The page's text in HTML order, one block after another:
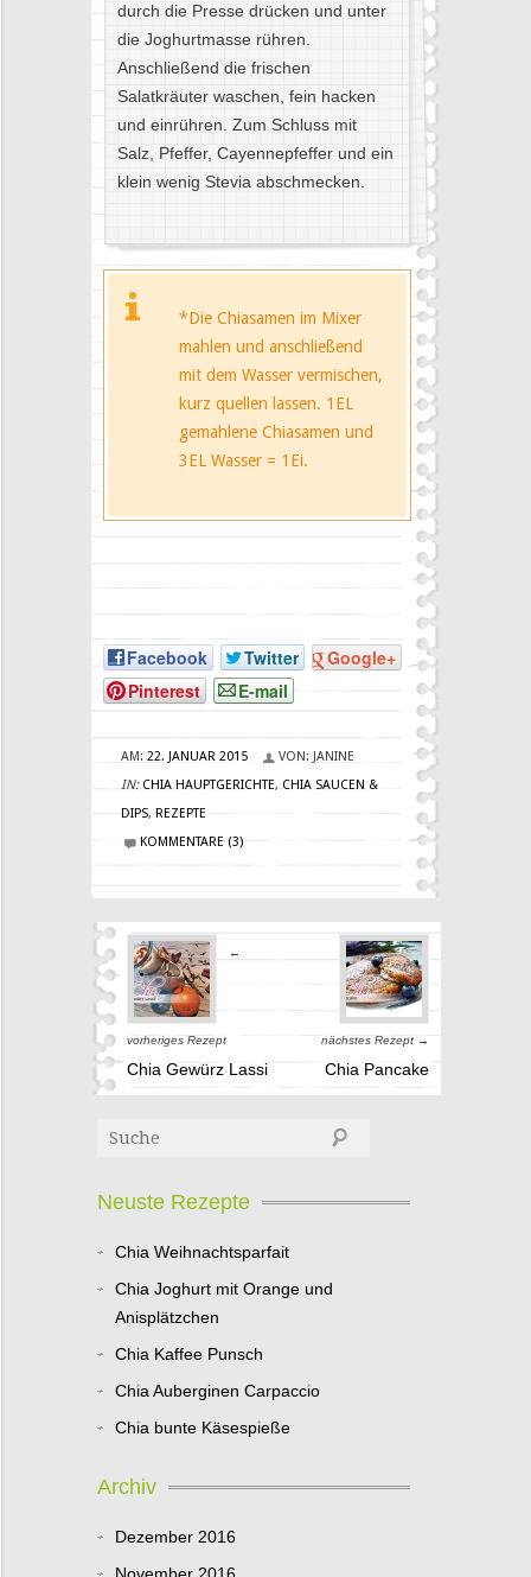
durch die Presse drücken und unter
die Joghurtmasse rühren.
Anschließend die frischen
Salatkräuter waschen, fein hacken
und einrühren. Zum Schluss mit
Salz, Pfeffer, Cayennepfeffer und ein
klein wenig Stevia abschmecken.
*Die Chiasamen im Mixer
mahlen und anschließend
mit dem Wasser vermischen,
kurz quellen lassen. 1EL
gemahlene Chiasamen und
3EL Wasser = 1Ei.
Facebook Twitter
Google+
Pinterest
E-mail
AM: 22. JANUAR 2015 VON: JANINE
IN: CHIA HAUPTGERICHTE, CHIA SAUCEN &
DIPS,REZEPTE
KOMMENTARE (3)
←
vorheriges Rezept
Chia Gewürz Lassi
nächstes Rezept →
Chia Pancake
Neuste Rezepte
Chia Weihnachtsparfait
Chia Joghurt mit Orange und
Anisplätzchen
Chia Kaffee Punsch
Chia Auberginen Carpaccio
Chia bunte Käsespieße
Archiv
Dezember 2016